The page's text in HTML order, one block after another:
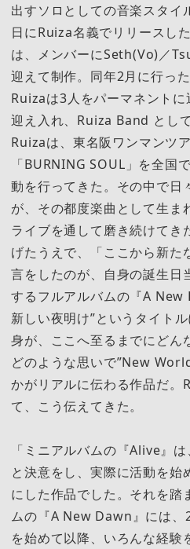
出すソロとしての音楽スタ
日にRuiza名義でリリースし
は、メンバーにSeth(Vo)／
迎えて制作。同年2月に行っ
Ruizaは3人をパーマネント
迎え入れ、Ruiza Band とし
Ruizaは、東名阪ワンマンツ
「BURNING SOUL」を全国
動を行ってきた。その中で日
が、その都度楽曲として生ま
ライブを通して磨き続けてき
げたうえで、「ここから新た
言をしたのが、自身の誕生日
するフルアルバムの『A
新しい夜明け”というタイト
身が、ここへ至るまでにどん
どのような思いで”New
かがリアルに伝わる作品だ。
て、こう伝えてきた。
「ミニアルバムの『Alive』
と決意をし、実際に活動を始
にした作品でした。それを踏
ムの『A New Dawn』には、
を始めて以降、いろんな経験